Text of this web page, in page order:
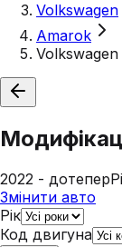
Volkswagen
Amarok
2022 - дотепер
Змінити авто
Рік
Код двигуна